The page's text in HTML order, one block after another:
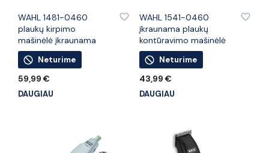
WAHL 1481-0460
plaukų kirpimo
mašinėlė įkraunama
Neturime
59,99 €
DAUGIAU
WAHL 1541-0460
įkraunama plaukų
kontūravimo mašinėlė
Neturime
43,99 €
DAUGIAU